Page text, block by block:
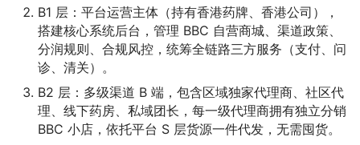
B1 层：平台运营主体（持有香港药牌、香港公司），
搭建核心系统后台，管理 BBC 自营商城、渠道政策、
分润规则、合规风控，统筹全链路三方服务（支付、问
诊、清关）。
B2 层：多级渠道 B 端，包含区域独家代理商、社区代
理、线下药房、私域团长，每一级代理商拥有独立分销
BBC 小店，依托平台 S 层货源一件代发，无需囤货。